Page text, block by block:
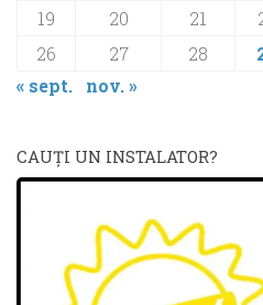
19
20 21
26
27 28
« sept.
nov. »
CAUŢI UN INSTALATOR?